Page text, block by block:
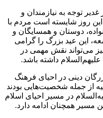
توجه به نیازمندان و
روز شایسته است مردم با
دوستان و همسایگان و
این عید بزرگ را گرامی
می‌تواند نقش مهمی در
داشته باشد.
دینی در احیای فرهنگ
از جمله شخصیت‌هایی بودند
در مسیر احیای اسلام
مسیر همچنان ادامه دارد.